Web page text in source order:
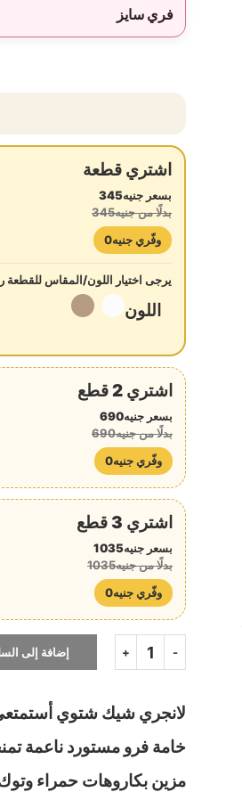
فري سايز
اشتري قطعة
بسعر جنيه345
بدلًا من جنيه345
وفّري جنيه0
يرجى اختيار اللون/المقاس للقطعة
اللون
اشتري 2 قطع
بسعر جنيه690
بدلًا من جنيه690
وفّري جنيه0
اشتري 3 قطع
بسعر جنيه1035
بدلًا من جنيه1035
وفّري جنيه0
إضافة إلى
لانجري شيك شتوي
خامة فرو مستورد ناعمة
مزين بكاروهات حمراء